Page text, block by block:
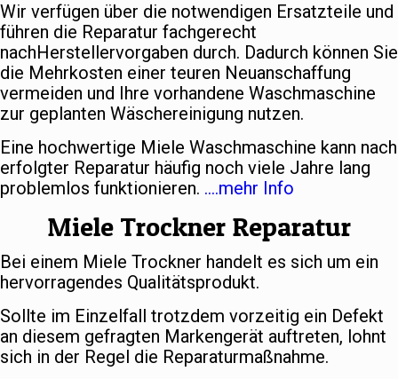
Wir verfügen über die notwendigen Ersatzteile und
führen die Reparatur fachgerecht
nachHerstellervorgaben durch. Dadurch können Sie
die Mehrkosten einer teuren Neuanschaffung
vermeiden und Ihre vorhandene Waschmaschine
zur geplanten Wäschereinigung nutzen.
Eine hochwertige Miele Waschmaschine kann nach
erfolgter Reparatur häufig noch viele Jahre lang
problemlos funktionieren. ….mehr Info
Miele Trockner Reparatur
Bei einem Miele Trockner handelt es sich um ein
hervorragendes Qualitätsprodukt.
Sollte im Einzelfall trotzdem vorzeitig ein Defekt
an diesem gefragten Markengerät auftreten, lohnt
sich in der Regel die Reparaturmaßnahme.